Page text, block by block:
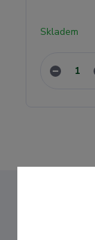
Skladem